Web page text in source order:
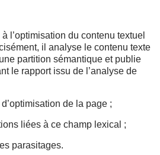
l’optimisation du contenu textuel
il analyse le contenu texte
partition sémantique et publie
le rapport issu de l’analyse de
de la page ;
liées à ce champ lexical ;
parasitages.